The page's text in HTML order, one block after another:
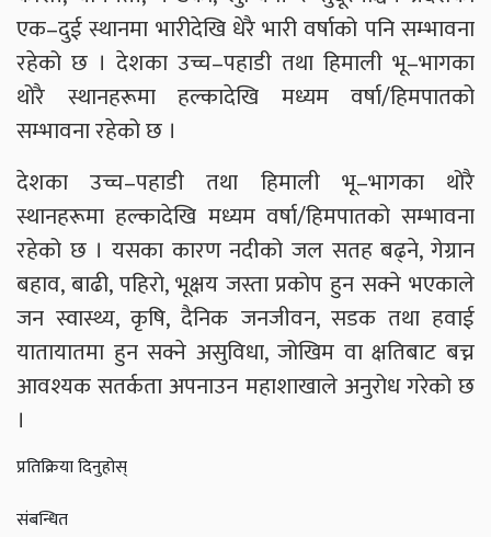
एक–दुई स्थानमा भारीदेखि धेरै भारी वर्षाको पनि सम्भावना
रहेको छ । देशका उच्च–पहाडी तथा हिमाली भू–भागका
थोरै स्थानहरूमा हल्कादेखि मध्यम वर्षा/हिमपातको
सम्भावना रहेको छ ।
देशका उच्च–पहाडी तथा हिमाली भू–भागका थोरै
स्थानहरूमा हल्कादेखि मध्यम वर्षा/हिमपातको सम्भावना
रहेको छ । यसका कारण नदीको जल सतह बढ्ने, गेग्रान
बहाव, बाढी, पहिरो, भूक्षय जस्ता प्रकोप हुन सक्ने भएकाले
जन स्वास्थ्य, कृषि, दैनिक जनजीवन, सडक तथा हवाई
यातायातमा हुन सक्ने असुविधा, जोखिम वा क्षतिबाट बच्न
आवश्यक सतर्कता अपनाउन महाशाखाले अनुरोध गरेको छ
।
प्रतिक्रिया दिनुहोस्
संबन्धित